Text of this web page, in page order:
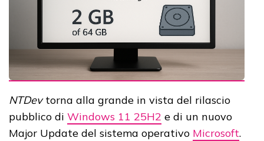
NTDevtorna alla grande in vista del rilascio
pubblico di Windows 11 25H2 e di un nuovo
Major Update del sistema operativo Microsoft.